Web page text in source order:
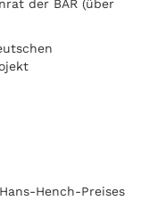
der BAR (über
Hench-Preises